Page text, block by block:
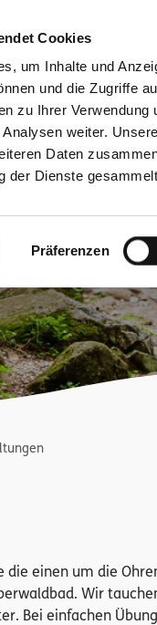
Cookies
um Inhalte und
und die Zugriffe
zu Ihrer
weiter.
Daten
der Dienste
Präferenzen
die einen um die
Wir
Bei einfachen